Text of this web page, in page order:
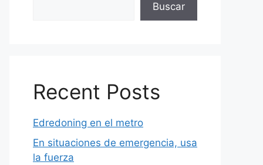
Buscar
Recent Posts
Edredoning en el metro
En situaciones de emergencia, usa
la fuerza